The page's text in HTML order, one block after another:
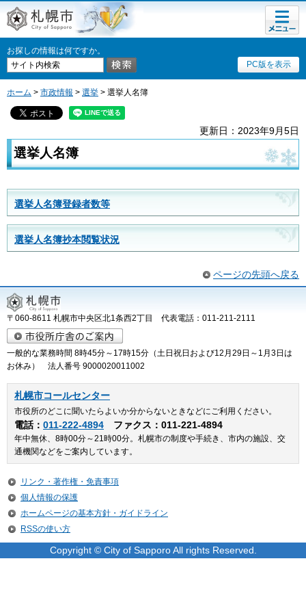
札幌市
お探しの情報は何ですか。
PC版を表示
メニュ
ー
ホーム > 市政情報 > 選挙 > 選挙人名簿
更新日：2023年9月5日
選挙人名簿
選挙人名簿登録者数等
選挙人名簿抄本閲覧状況
ページの先頭へ戻る
〒060-8611 札幌市中央区北1条西2丁目 代表電話：011-211-2111
一般的な業務時間 8時45分～17時15分（土日祝日および12月29日～1月3日は
お休み） 法人番号 9000020011002
札幌市コールセンター
市役所のどこに聞いたらよいか分からないときなどにご利用ください。
電話： 011-222-4894 ファクス：011-221-4894
年中無休、8時00分～21時00分。札幌市の制度や手続き、市内の施設、交
通機関などをご案内しています。
リンク・著作権・免責事項
個人情報の保護
ホームページの基本方針・ガイドライン
RSSの使い方
Copyright © City of Sapporo All rights Reserved.